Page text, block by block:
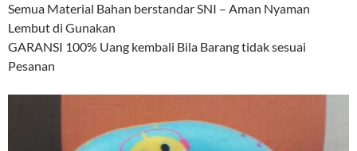
Semua Material Bahan berstandar SNI – Aman Nyaman
Lembut di Gunakan
GARANSI 100% Uang kembali Bila Barang tidak sesuai
Pesanan